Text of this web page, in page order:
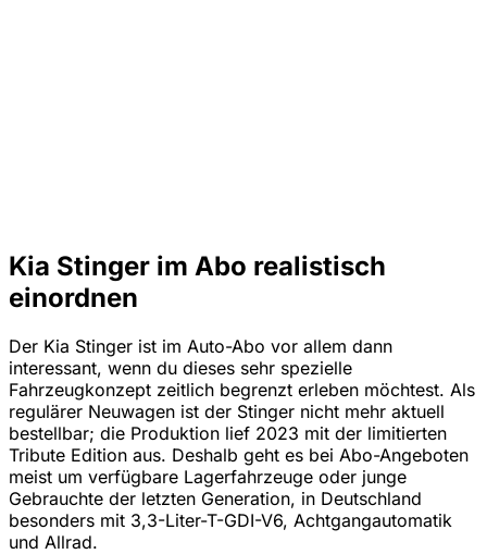
Kia Stinger im Abo realistisch
einordnen
Der Kia Stinger ist im Auto-Abo vor allem dann
interessant, wenn du dieses sehr spezielle
Fahrzeugkonzept zeitlich begrenzt erleben möchtest. Als
regulärer Neuwagen ist der Stinger nicht mehr aktuell
bestellbar; die Produktion lief 2023 mit der limitierten
Tribute Edition aus. Deshalb geht es bei Abo-Angeboten
meist um verfügbare Lagerfahrzeuge oder junge
Gebrauchte der letzten Generation, in Deutschland
besonders mit 3,3-Liter-T-GDI-V6, Achtgangautomatik
und Allrad.